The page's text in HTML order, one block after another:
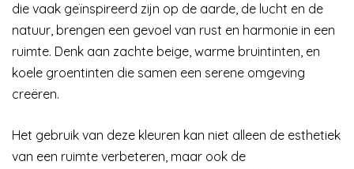
die vaak geïnspireerd zijn op de aarde, de lucht en de
natuur, brengen een gevoel van rust en harmonie in een
ruimte. Denk aan zachte beige, warme bruintinten, en
koele groentinten die samen een serene omgeving
creëren.
Het gebruik van deze kleuren kan niet alleen de esthetiek
van een ruimte verbeteren, maar ook de